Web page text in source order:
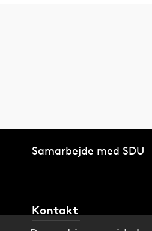
Samarbejde med SDU
Kontakt